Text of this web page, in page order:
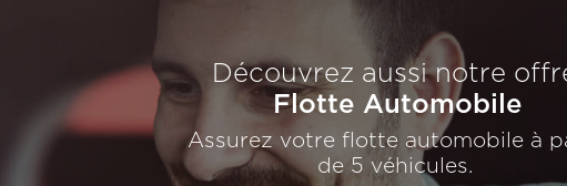
Découvrez aussi notre
Flotte Automobile
Assurez votre flotte automobile à
de 5 véhicules.